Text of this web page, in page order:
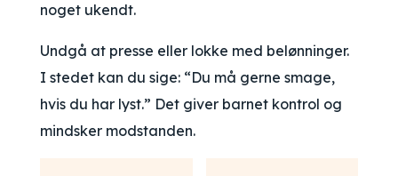
noget ukendt.
Undgå at presse eller lokke med belønninger.
I stedet kan du sige: “Du må gerne smage,
hvis du har lyst.” Det giver barnet kontrol og
mindsker modstanden.